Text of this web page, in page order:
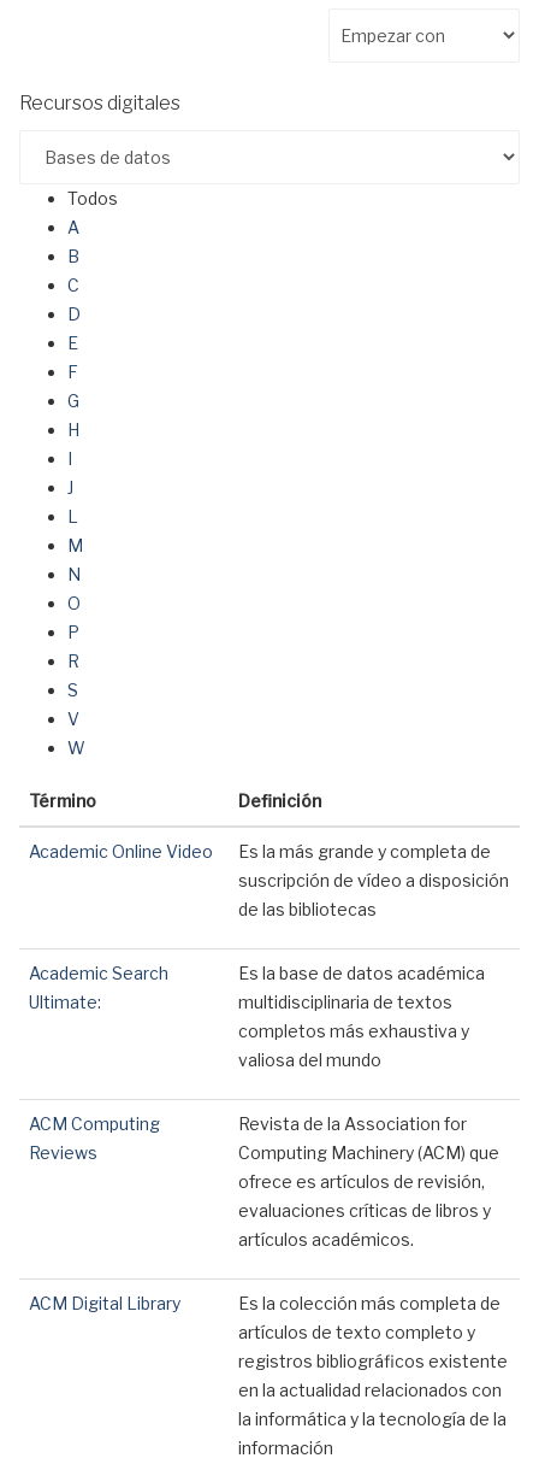
Recursos digitales
Todos
A
B
C
D
E
F
G
H
I
J
L
M
N
O
P
R
S
V
W
Término Definición
Academic Online Video
Es la más grande y completa de
suscripción de vídeo a disposición
de las bibliotecas
Academic Search
Ultimate:
Es la base de datos académica
multidisciplinaria de textos
completos más exhaustiva y
valiosa del mundo
ACM Computing
Reviews
Revista de la Association for
Computing Machinery (ACM) que
ofrece es artículos de revisión,
evaluaciones críticas de libros y
artículos académicos.
ACM Digital Library
Es la colección más completa de
artículos de texto completo y
registros bibliográficos existente
en la actualidad relacionados con
la informática y la tecnología de la
información